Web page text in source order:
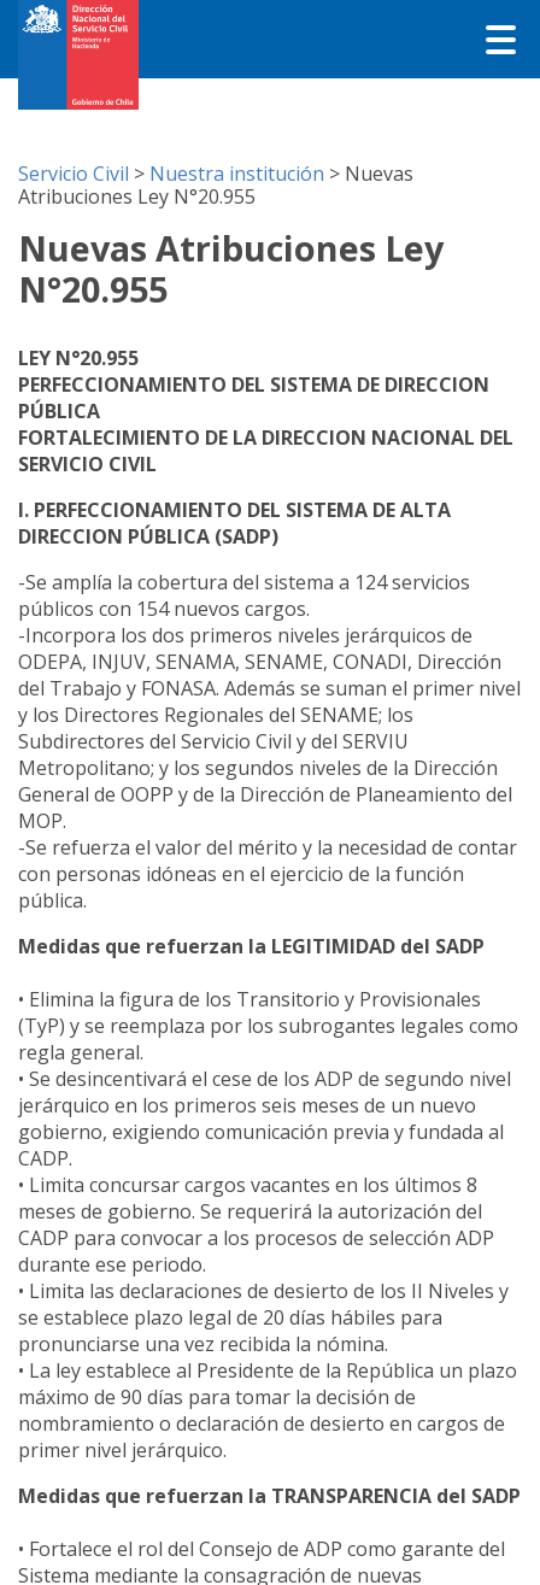
Servicio Civil > Nuestra institución > Nuevas
Atribuciones Ley N°20.955
Nuevas Atribuciones Ley
N°20.955
LEY N°20.955
PERFECCIONAMIENTO DEL SISTEMA DE DIRECCION
PÚBLICA
FORTALECIMIENTO DE LA DIRECCION NACIONAL DEL
SERVICIO CIVIL
I. PERFECCIONAMIENTO DEL SISTEMA DE ALTA
DIRECCION PÚBLICA (SADP)
-Se amplía la cobertura del sistema a 124 servicios
públicos con 154 nuevos cargos.
-Incorpora los dos primeros niveles jerárquicos de
ODEPA, INJUV, SENAMA, SENAME, CONADI, Dirección
del Trabajo y FONASA. Además se suman el primer nivel
y los Directores Regionales del SENAME; los
Subdirectores del Servicio Civil y del SERVIU
Metropolitano; y los segundos niveles de la Dirección
General de OOPP y de la Dirección de Planeamiento del
MOP.
-Se refuerza el valor del mérito y la necesidad de contar
con personas idóneas en el ejercicio de la función
pública.
Medidas que refuerzan la LEGITIMIDAD del SADP
• Elimina la figura de los Transitorio y Provisionales
(TyP) y se reemplaza por los subrogantes legales como
regla general.
• Se desincentivará el cese de los ADP de segundo nivel
jerárquico en los primeros seis meses de un nuevo
gobierno, exigiendo comunicación previa y fundada al
CADP.
• Limita concursar cargos vacantes en los últimos 8
meses de gobierno. Se requerirá la autorización del
CADP para convocar a los procesos de selección ADP
durante ese periodo.
• Limita las declaraciones de desierto de los II Niveles y
se establece plazo legal de 20 días hábiles para
pronunciarse una vez recibida la nómina.
• La ley establece al Presidente de la República un plazo
máximo de 90 días para tomar la decisión de
nombramiento o declaración de desierto en cargos de
primer nivel jerárquico.
Medidas que refuerzan la TRANSPARENCIA del SADP
• Fortalece el rol del Consejo de ADP como garante del
Sistema mediante la consagración de nuevas